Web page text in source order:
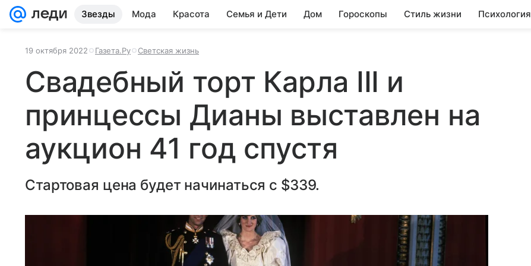
Звезды Мода Красота Семья и Дети Дом Гороскопы Стиль жизни Психология
19 октября 2022 Газета.Ру Светская жизнь
Свадебный торт Карла III и
принцессы Дианы выставлен на
аукцион 41 год спустя
Стартовая цена будет начинаться с $339.